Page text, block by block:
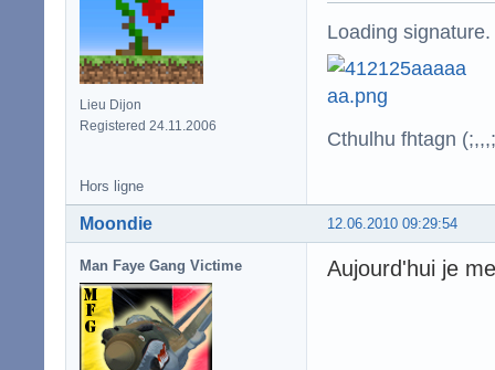
Lieu Dijon
Registered 24.11.2006
Loading signature.
Cthulhu fhtagn
Hors ligne
12.06.2010 09:29:54
Moondie
Man Faye Gang Victime Aujourd'hui je